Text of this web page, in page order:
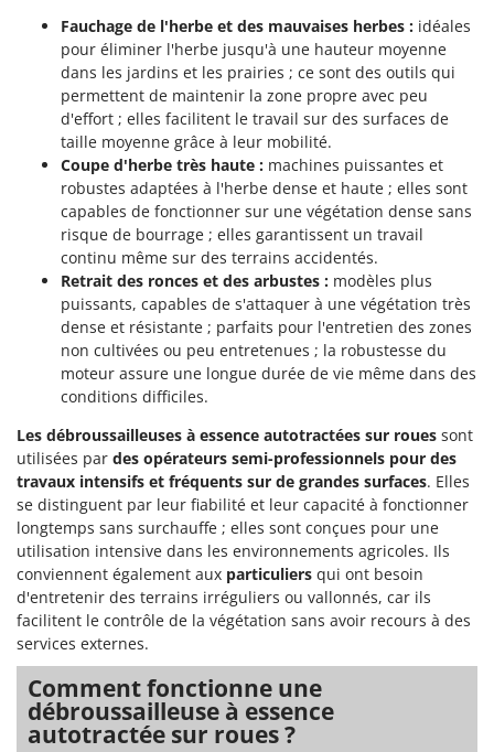
Fauchage de l'herbe et des mauvaises herbes : idéales
pour éliminer l'herbe jusqu'à une hauteur moyenne
dans les jardins et les prairies ; ce sont des outils qui
permettent de maintenir la zone propre avec peu
d'effort ; elles facilitent le travail sur des surfaces de
taille moyenne grâce à leur mobilité.
Coupe d'herbe très haute : machines puissantes et
robustes adaptées à l'herbe dense et haute ; elles sont
capables de fonctionner sur une végétation dense sans
risque de bourrage ; elles garantissent un travail
continu même sur des terrains accidentés.
Retrait des ronces et des arbustes : modèles plus
puissants, capables de s'attaquer à une végétation très
dense et résistante ; parfaits pour l'entretien des zones
non cultivées ou peu entretenues ; la robustesse du
moteur assure une longue durée de vie même dans des
conditions difficiles.
Les débroussailleuses à essence autotractées sur roues sont
utilisées par des opérateurs semi-professionnels pour des
travaux intensifs et fréquents sur de grandes surfaces. Elles
se distinguent par leur fiabilité et leur capacité à fonctionner
longtemps sans surchauffe ; elles sont conçues pour une
utilisation intensive dans les environnements agricoles. Ils
conviennent également aux particuliers qui ont besoin
d'entretenir des terrains irréguliers ou vallonnés, car ils
facilitent le contrôle de la végétation sans avoir recours à des
services externes.
Comment fonctionne une
débroussailleuse à essence
autotractée sur roues ?